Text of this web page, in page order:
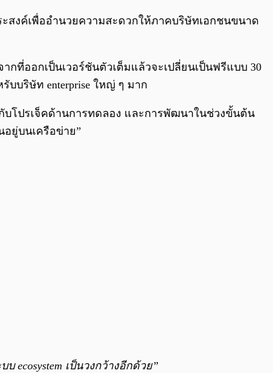
0:00
ะสงค์เพื่ออำนวยความสะดวกให้ภาคบริษัทเอกชนขนาด
กที่ออกเป็นเวอร์ชันตัวเต็มแล้วจะเปลี่ยนเป็นฟรีแบบ 30
บริษัท enterprise ใหญ่ ๆ มาก
บโปรเจ็คด้านการทดลอง และการพัฒนาในช่วงขั้นต้น
ยู่บนเครือข่าย”
ecosystem เป็นวงกว้างอีกด้วย”